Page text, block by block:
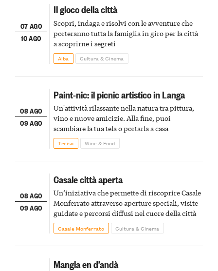
07 AGO
10 AGO
Il gioco della città
Scopri, indaga e risolvi con le avventure che
porteranno tutta la famiglia in giro per la città
a scoprirne i segreti
Alba Cultura & Cinema
08 AGO
09 AGO
Paint-nic: il picnic artistico in Langa
Un'attività rilassante nella natura tra pittura,
vino e nuove amicizie. Alla fine, puoi
scambiare la tua tela o portarla a casa
Treiso Wine & Food
08 AGO
09 AGO
Casale città aperta
Un’iniziativa che permette di riscoprire Casale
Monferrato attraverso aperture speciali, visite
guidate e percorsi diffusi nel cuore della città
Casale Monferrato Cultura & Cinema
Mangia en d’andà